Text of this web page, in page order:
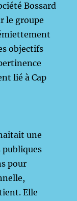
Bossard
le groupe
objectifs
lié à Cap
une
pour
Elle